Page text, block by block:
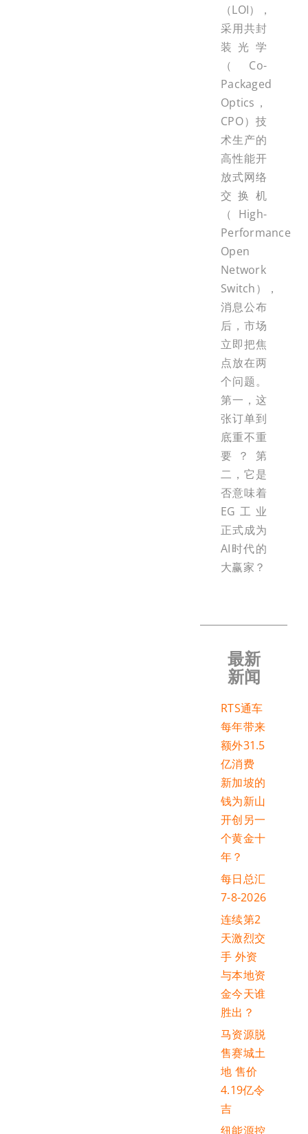
（LOI），
采用共封
装光学
（Co-
Packaged
Optics，
CPO）技
术生产的
高性能开
放式网络
交换机
（High-
Performance
Open
Network
Switch），
消息公布
后，市场
立即把焦
点放在两
个问题。
第一，这
张订单到
底重不重
要？第
二，它是
否意味着
EG工业
正式成为
AI时代的
大赢家？
最新
新闻
RTS通车
每年带来
额外31.5
亿消费
新加坡的
钱为新山
开创另一
个黄金十
年？
每日总汇
7-8-2026
连续第2
天激烈交
手 外资
与本地资
金今天谁
胜出？
马资源脱
售赛城土
地 售价
4.19亿令
吉
纽能源控